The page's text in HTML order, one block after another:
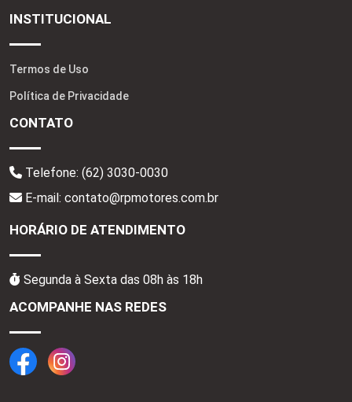
INSTITUCIONAL
Termos de Uso
Política de Privacidade
CONTATO
Telefone: (62) 3030-0030
E-mail: contato@rpmotores.com.br
HORÁRIO DE ATENDIMENTO
Segunda à Sexta das 08h às 18h
ACOMPANHE NAS REDES